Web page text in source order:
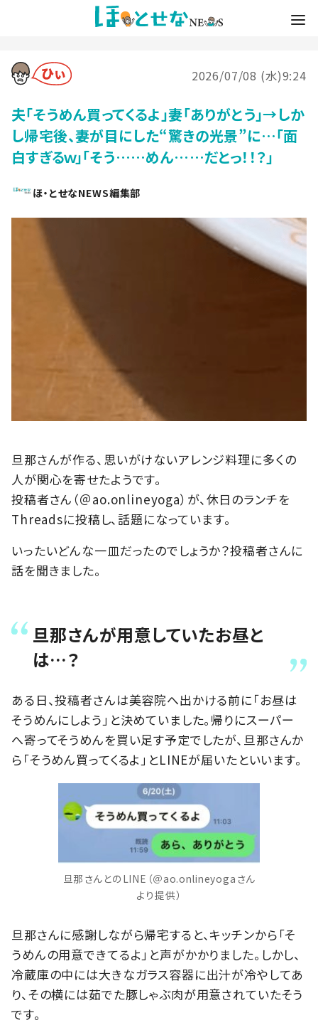
2026/07/08 (水)9:24
夫「そうめん買ってくるよ」妻「ありがとう」→しか
し帰宅後、妻が目にした“驚きの光景”に…「面
白すぎるｗ」「そう……めん……だとっ！！？」
ほ・とせなNEWS編集部
旦那さんが作る、思いがけないアレンジ料理に多くの
人が関心を寄せたようです。
投稿者さん（＠ao.onlineyoga）が、休日のランチを
Threadsに投稿し、話題になっています。
いったいどんな一皿だったのでしょうか？投稿者さんに
話を聞きました。
旦那さんが用意していたお昼と
は…？
ある日、投稿者さんは美容院へ出かける前に「お昼は
そうめんにしよう」と決めていました。帰りにスーパー
へ寄ってそうめんを買い足す予定でしたが、旦那さんか
ら「そうめん買ってくるよ」とLINEが届いたといいます。
旦那さんとのLINE（＠ao.onlineyogaさん
より提供）
旦那さんに感謝しながら帰宅すると、キッチンから「そ
うめんの用意できてるよ」と声がかかりました。しかし、
冷蔵庫の中には大きなガラス容器に出汁が冷やしてあ
り、その横には茹でた豚しゃぶ肉が用意されていたそう
です。